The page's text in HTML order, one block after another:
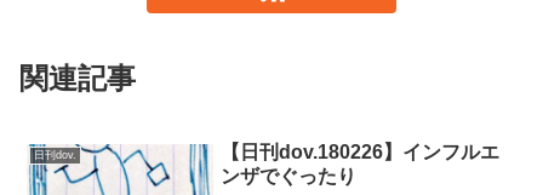
関連記事
日刊dov.
【日刊dov.180226】インフルエ
ンザでぐったり